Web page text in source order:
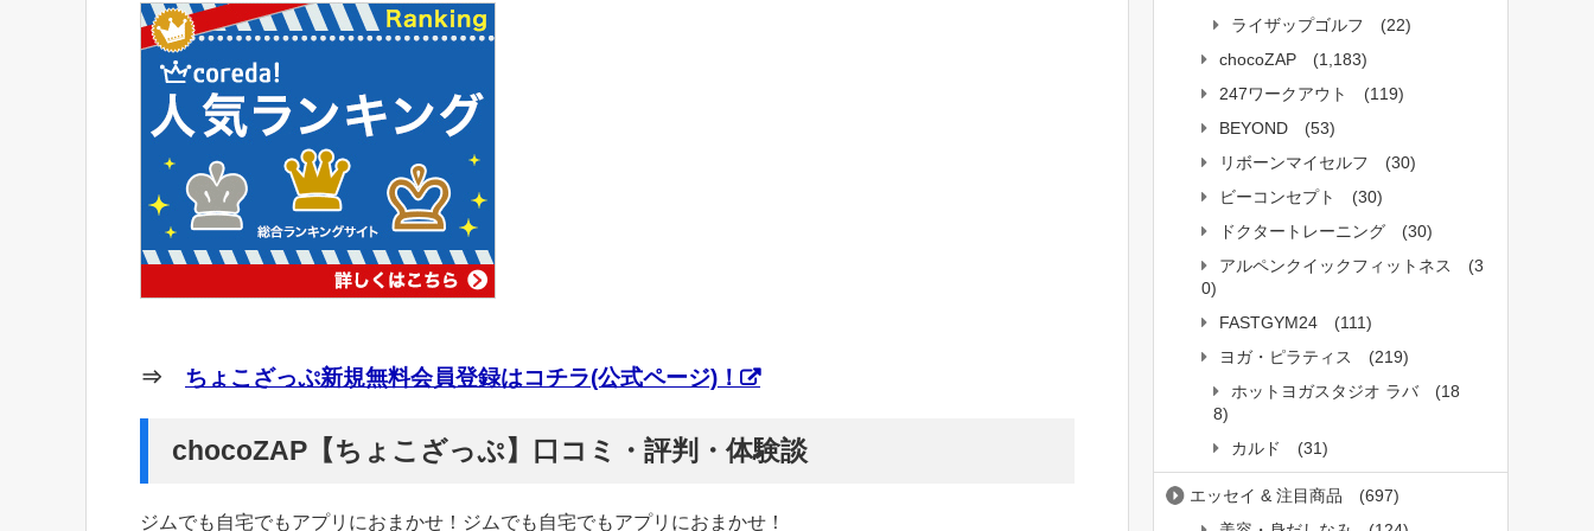
⇒ ちょこざっぷ新規無料会員登録はコチラ(公式ページ)！
chocoZAP【ちょこざっぷ】口コミ・評判・体験談
ジムでも自宅でもアプリにおまかせ！ジムでも自宅でもアプリにおまかせ！
ライザップゴルフ
(22)
chocoZAP
(1,183)
247ワークアウト
(119)
BEYOND
(53)
リボーンマイセルフ
(30)
ビーコンセプト
(30)
ドクタートレーニング
(30)
アルペンクイックフィットネス
(3
0)
FASTGYM24
(111)
ヨガ・ピラティス
(219)
ホットヨガスタジオ ラバ
(18
8)
カルド
(31)
エッセイ & 注目商品
(697)